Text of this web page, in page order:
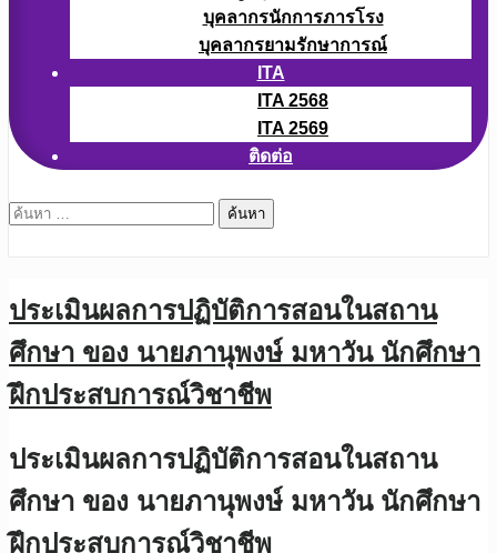
บุคลากรนักการภารโรง
บุคลากรยามรักษาการณ์
ITA
ITA 2568
ITA 2569
ติดต่อ
ค้นหา
ประเมินผลการปฏิบัติการสอนในสถาน
ศึกษา ของ นายภานุพงษ์ มหาวัน นักศึกษา
ฝึกประสบการณ์วิชาชีพ
ประเมินผลการปฏิบัติการสอนในสถาน
ศึกษา ของ นายภานุพงษ์ มหาวัน นักศึกษา
ฝึกประสบการณ์วิชาชีพ